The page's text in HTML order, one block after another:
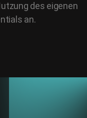
des eigenen
an.